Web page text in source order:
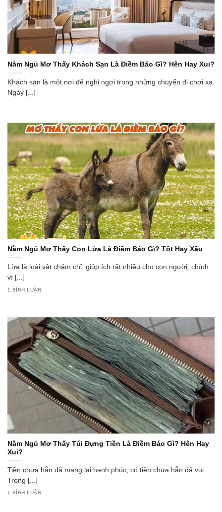
Nằm Ngủ Mơ Thấy Khách Sạn Là Điềm Báo Gì? Hên Hay Xui?
Khách sạn là một nơi để nghỉ ngơi trong những chuyến đi chơi xa.
Ngày [...]
Nằm Ngủ Mơ Thấy Con Lừa Là Điềm Báo Gì? Tốt Hay Xấu
Lừa là loài vật chăm chỉ, giúp ích rất nhiều cho con người, chính
vì [...]
1 BÌNH LUẬN
Nằm Ngủ Mơ Thấy Túi Đựng Tiền Là Điềm Báo Gì? Hên Hay
Xui?
Tiền chưa hẳn đã mang lại hạnh phúc, có tiền chưa hẳn đã vui.
Trong [...]
1 BÌNH LUẬN